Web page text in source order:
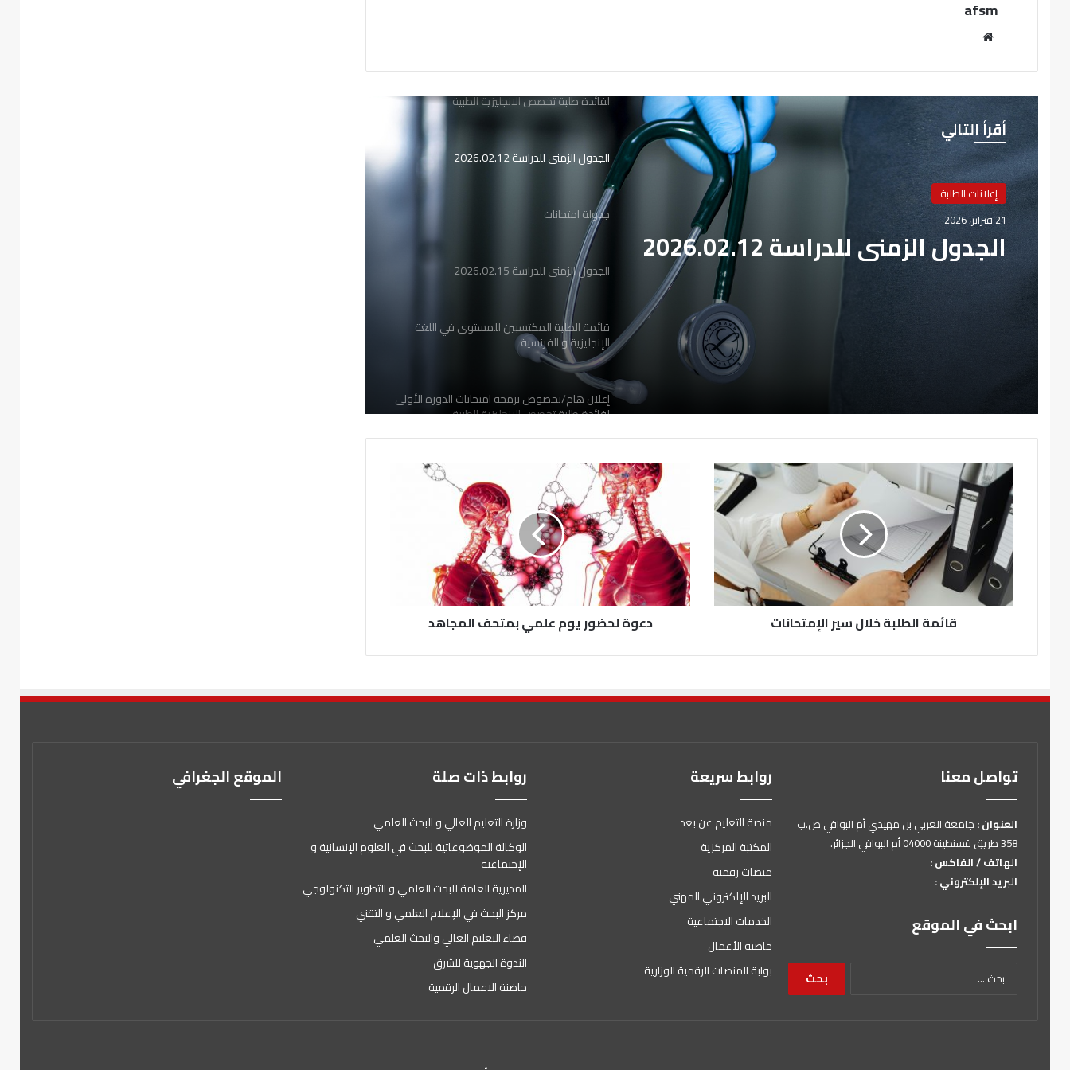
afsm
أقرأ التالي
إعلانات الطلبة
21 فبراير، 2026
الجدول الزمني للدراسة 2026.02.12
لفائدة طلبة تخصص الانجليزية الطبية
الجدول الزمني للدراسة 2026.02.12
جدولة امتحانات
الجدول الزمني للدراسة 2026.02.15
قائمة الطلبة المكتسبين للمستوى في اللغة
الإنجليزية و الفرنسية
إعلان هام/بخصوص برمجة امتحانات الدورة الأولى
لفائدة طلبة تخصص الانجليزية الطبية
الجدول الزمني للدراسة 2026.02.12
جدولة امتحانات
الجدول الزمني للدراسة 2026.02.15
قائمة الطلبة المكتسبين للمستوى في اللغة
الإنجليزية و الفرنسية
قائمة الطلبة خلال سير الإمتحانات دعوة لحضور يوم علمي بمتحف المجاهد
تواصل معنا
العنوان : جامعة العربي بن مهيدي أم البواقي ص.ب
358 طريق قسنطينة 04000 أم البواقي الجزائر.
الهاتف / الفاكس :
البريد الإلكتروني :
ابحث في الموقع
البحث
روابط سريعة
منصة التعليم عن بعد
المكتبة المركزية
منصات رقمية
البريد الإلكتروني المهني
الخدمات الاجتماعية
حاضنة الأعمال
بوابة المنصات الرقمية الوزارية
روابط ذات صلة
وزارة التعليم العالي و البحث العلمي
الوكالة الموضوعاتية للبحث في العلوم الإنسانية و
الإجتماعية
المديرية العامة للبحث العلمي و التطوير التكنولوجي
مركز البحث في الإعلام العلمي و التقني
فضاء التعليم العالي والبحث العلمي
الندوة الجهوية للشرق
حاضنة الاعمال الرقمية
الموقع الجغرافي